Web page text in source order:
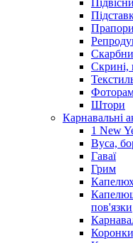
Прапори
Скрині,
Штори
Карнавальні
1 New
Вуса,
Гаваї
Грим
пов'язки